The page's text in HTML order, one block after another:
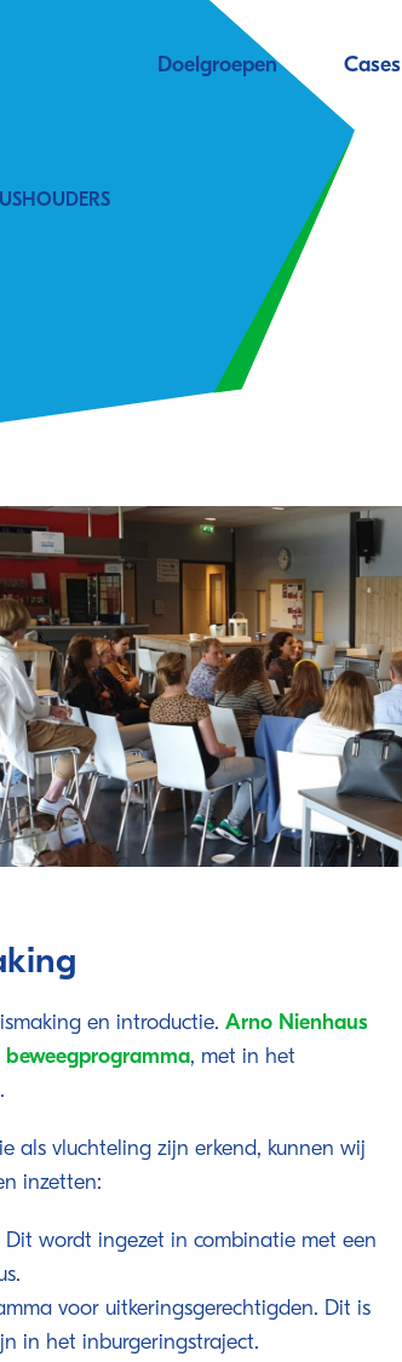
Doelgroepen Cases
en introductie. Arno Nienhaus
beweegprogramma, met in het
als vluchteling zijn erkend, kunnen wij
inzetten:
Dit wordt ingezet in combinatie met een
voor uitkeringsgerechtigden. Dit is
in het inburgeringstraject.